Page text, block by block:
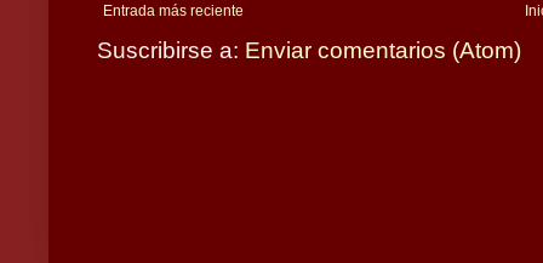
Entrada más reciente
Suscribirse a: Enviar comentarios (Atom)